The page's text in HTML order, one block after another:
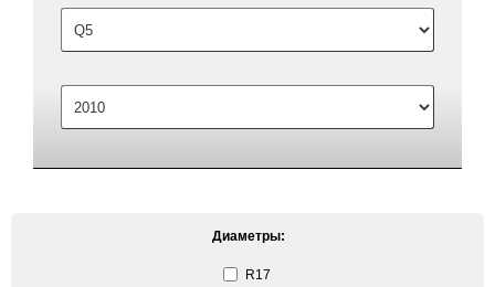
Диаметры:
R17